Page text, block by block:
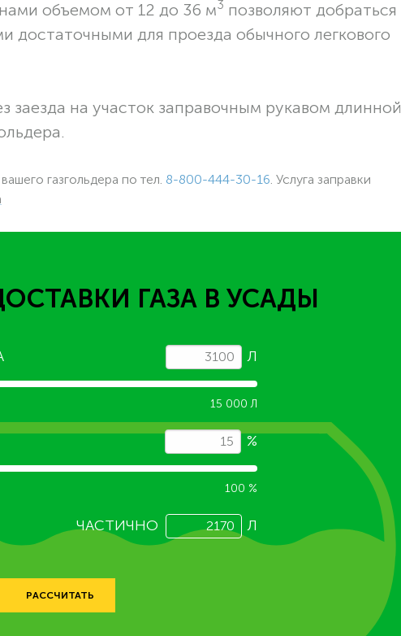
объемом от 12 до 36 м3 позволяют добраться
достаточными для проезда обычного легкового
заезда на участок заправочным рукавом длинной
газгольдера по тел. 8-800-444-30-16 . Услуга заправки
ГАЗА В УСАДЫ
Л
15 000 Л
%
100 %
ЧАСТИЧНО Л
РАССЧИТАТЬ